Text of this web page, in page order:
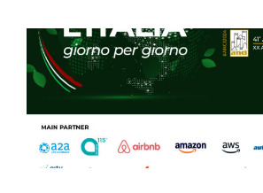
da
di
per
i